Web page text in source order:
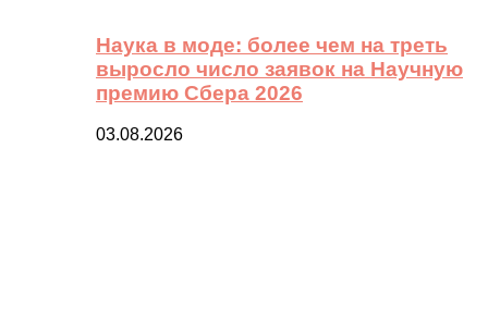
Наука в моде: более чем на треть
выросло число заявок на Научную
премию Сбера 2026
03.08.2026